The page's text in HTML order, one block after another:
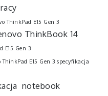
ThinkPad E15 Gen 3
ThinkBook 14
E15 Gen 3
ThinkPad E15 Gen 3 specyfikacja
notebook